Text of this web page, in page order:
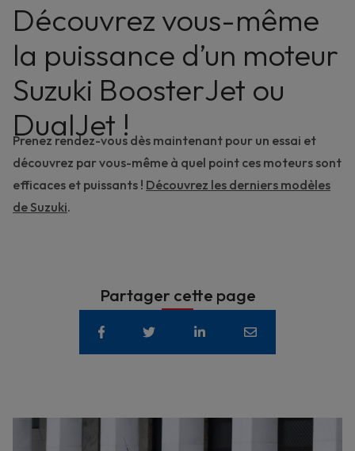
Découvrez vous-même
la puissance d’un moteur
Suzuki BoosterJet ou
DualJet !
Prenez rendez-vous dès maintenant pour un essai et
découvrez par vous-même à quel point ces moteurs sont
efficaces et puissants ! Découvrez les derniers modèles
de Suzuki.
Partager cette page